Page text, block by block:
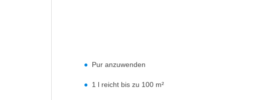
Pur anzuwenden
1 l reicht bis zu 100 m²